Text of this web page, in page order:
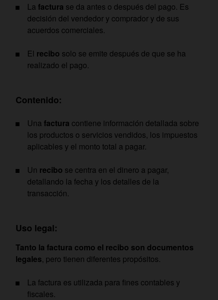
La factura se da antes o después del pago. Es
decisión del vendedor y comprador y de sus
acuerdos comerciales.
El recibo solo se emite después de que se ha
realizado el pago.
Contenido:
Una factura contiene información detallada sobre
los productos o servicios vendidos, los impuestos
aplicables y el monto total a pagar.
Un recibo se centra en el dinero a pagar,
detallando la fecha y los detalles de la
transacción.
Uso legal:
Tanto la factura como el recibo son documentos
legales, pero tienen diferentes propósitos.
La factura es utilizada para fines contables y
fiscales.